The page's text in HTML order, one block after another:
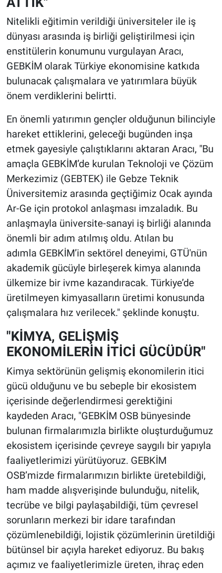
Nitelikli eğitimin verildiği üniversiteler ile iş
dünyası arasında iş birliği geliştirilmesi için
enstitülerin konumunu vurgulayan Aracı,
GEBKİM olarak Türkiye ekonomisine katkıda
bulunacak çalışmalara ve yatırımlara büyük
önem verdiklerini belirtti.
En önemli yatırımın gençler olduğunun bilinciyle
hareket ettiklerini, geleceği bugünden inşa
etmek gayesiyle çalıştıklarını aktaran Aracı, "Bu
amaçla GEBKİM’de kurulan Teknoloji ve Çözüm
Merkezimiz (GEBTEK) ile Gebze Teknik
Üniversitemiz arasında geçtiğimiz Ocak ayında
Ar-Ge için protokol anlaşması imzaladık. Bu
anlaşmayla üniversite-sanayi iş birliği alanında
önemli bir adım atılmış oldu. Atılan bu
adımla GEBKİM’in sektörel deneyimi, GTÜ'nün
akademik gücüyle birleşerek kimya alanında
ülkemize bir ivme kazandıracak. Türkiye’de
üretilmeyen kimyasalların üretimi konusunda
çalışmalara hız verilecek." şeklinde konuştu.
"KİMYA, GELİŞMİŞ
EKONOMİLERİN İTİCİ GÜCÜDÜR"
Kimya sektörünün gelişmiş ekonomilerin itici
gücü olduğunu ve bu sebeple bir ekosistem
içerisinde değerlendirmesi gerektiğini
kaydeden Aracı, "GEBKİM OSB bünyesinde
bulunan firmalarımızla birlikte oluşturduğumuz
ekosistem içerisinde çevreye saygılı bir yapıyla
faaliyetlerimizi yürütüyoruz. GEBKİM
OSB’mizde firmalarımızın birlikte üretebildiği,
ham madde alışverişinde bulunduğu, nitelik,
tecrübe ve bilgi paylaşabildiği, tüm çevresel
sorunların merkezi bir idare tarafından
çözümlenebildiği, lojistik çözümlerinin üretildiği
bütünsel bir açıyla hareket ediyoruz. Bu bakış
açımız ve faaliyetlerimizle üreten, ihraç eden